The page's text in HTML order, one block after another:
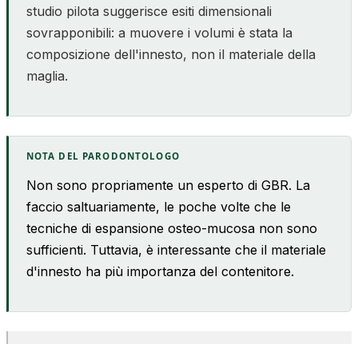
studio pilota suggerisce esiti dimensionali
sovrapponibili: a muovere i volumi è stata la
composizione dell'innesto, non il materiale della
maglia.
NOTA DEL PARODONTOLOGO
Non sono propriamente un esperto di GBR. La
faccio saltuariamente, le poche volte che le
tecniche di espansione osteo-mucosa non sono
sufficienti. Tuttavia, è interessante che il materiale
d'innesto ha più importanza del contenitore.